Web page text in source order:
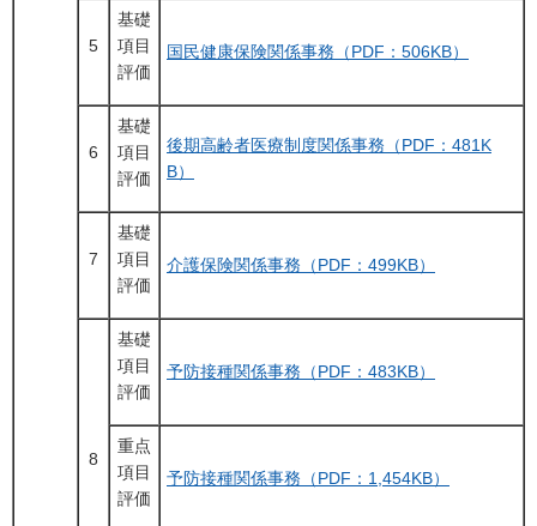
5
基礎
項目
評価
国民健康保険関係事務（PDF：506KB）
6
基礎
項目
評価
後期高齢者医療制度関係事務（PDF：481K
B）
7
基礎
項目
評価
介護保険関係事務（PDF：499KB）
8
基礎
項目
評価
予防接種関係事務（PDF：483KB）
重点
項目
評価
予防接種関係事務（PDF：1,454KB）